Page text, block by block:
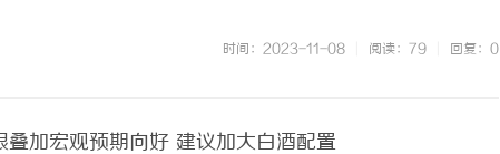
时间：2023-11-08 阅读：79 回复：0
叠加宏观预期向好 建议加大白酒配置